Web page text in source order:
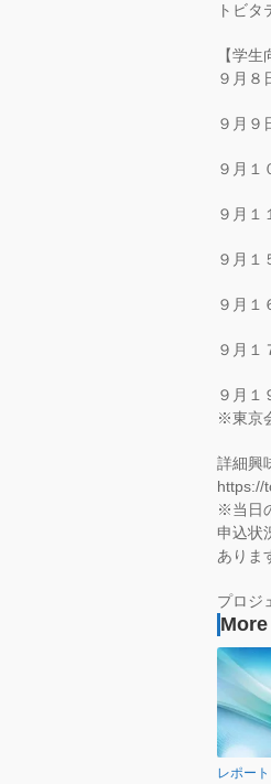
トビタ
【学
９月８
９月９
９月１
９月１
９月１
９月１
９月１
９月１
※東京
詳細興
https://
※当日
申込状
ありま
プロジ
レポー